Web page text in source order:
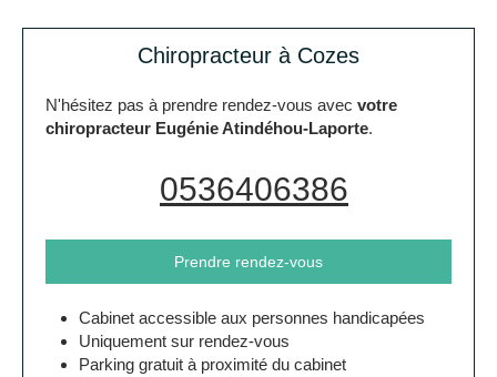
Chiropracteur à Cozes
N'hésitez pas à prendre rendez-vous avec votre
chiropracteur Eugénie Atindéhou-Laporte.
0536406386
Prendre rendez-vous
Cabinet accessible aux personnes handicapées
Uniquement sur rendez-vous
Parking gratuit à proximité du cabinet